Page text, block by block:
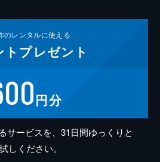
のレンタルに使える
プレゼント
円分
サービスを、31日間ゆっくりと
しください。